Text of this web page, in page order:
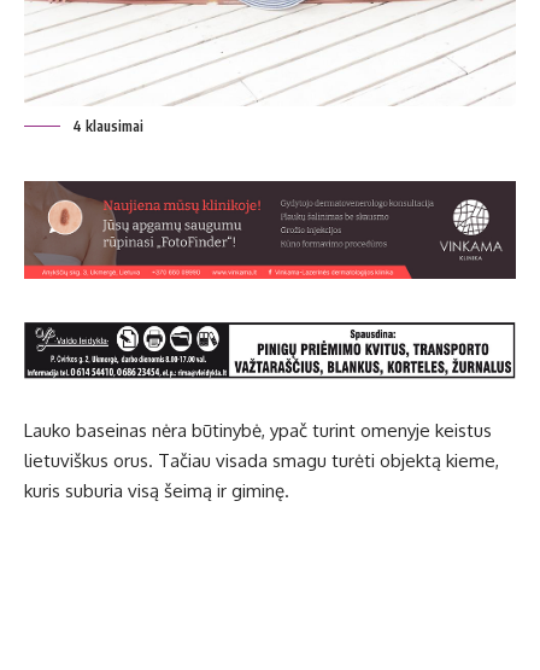
4 klausimai
Lauko baseinas nėra būtinybė, ypač turint omenyje keistus
lietuviškus orus. Tačiau visada smagu turėti objektą kieme,
kuris suburia visą šeimą ir giminę.